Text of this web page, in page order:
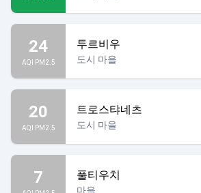
24
AQI PM2.5
투르비우
도시 마을
20
AQI PM2.5
트로스탸네츠
도시 마을
7 풀티우치
마을